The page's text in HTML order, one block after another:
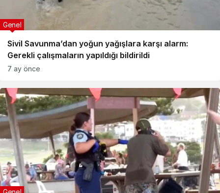
Sivil Savunma’dan yoğun yağışlara karşı alarm:
Gerekli çalışmaların yapıldığı bildirildi
Genel
7 ay önce